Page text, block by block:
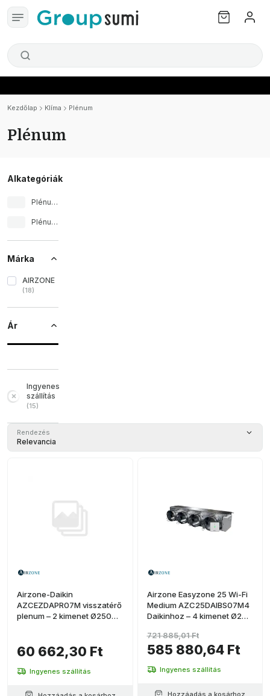
Kezdőlap Klíma Plénum
Plénum
Alkategóriák
Plénum de retorno
Plénum motorizado
Márka
AIRZONE
(18)
Ár
Ingyenes
szállítás
(15)
Rendezés
Relevancia
Airzone-Daikin
AZCEZDAPR07M visszatérő
plenum – 2 kimenet Ø250
60 662,30 Ft
Ingyenes szállítás
Airzone Easyzone 25 Wi-Fi
Medium AZC25DAIBS07M4
Daikinhoz – 4 kimenet Ø200
585 880,64 Ft
721 885,01 Ft
Ingyenes szállítás
Hozzáadás a kosárhoz